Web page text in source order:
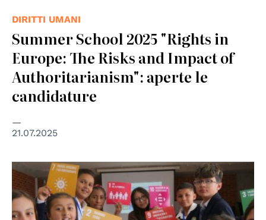
DIRITTI UMANI
Summer School 2025 "Rights in
Europe: The Risks and Impact of
Authoritarianism": aperte le
candidature
21.07.2025
© UNIC Bogota/José Ríos